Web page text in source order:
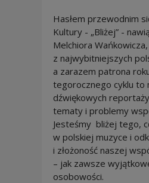
Hasłem przewodnim
Kultury - „Bliżej” -
Melchiora
z najwybitniejszych
a zarazem patrona
tegorocznego cyklu to
dźwiękowych
tematy i problemy
Jesteśmy bliżej tego,
w polskiej muzyce i
i złożoność naszej
– jak zawsze
osobowości.